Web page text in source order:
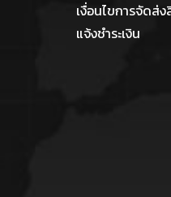
เงื่อนไขการจัดส่
แจ้งชำระเงิน